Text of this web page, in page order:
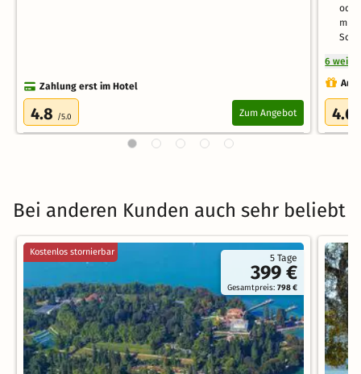
Zahlung erst im Hotel
4.8 /5.0 Zum Angebot
oder
mit
6
4.6
Bei anderen Kunden auch sehr beliebt
5 Tage
399 €
Gesamtpreis:798 €
Kostenlos stornierbar